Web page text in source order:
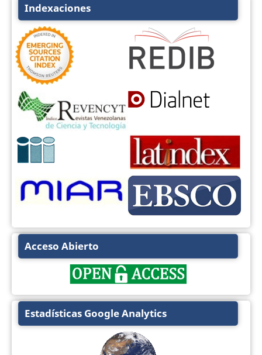
Indexaciones
Acceso Abierto
Estadísticas Google Analytics